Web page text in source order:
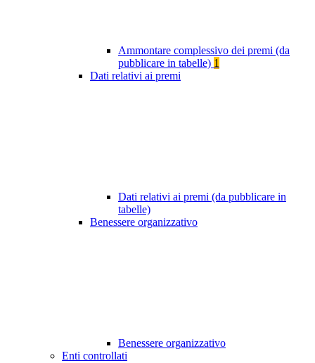
Ammontare complessivo dei premi (da
pubblicare in tabelle) 1
Dati relativi ai premi
Dati relativi ai premi (da pubblicare in
tabelle)
Benessere organizzativo
Benessere organizzativo
Enti controllati